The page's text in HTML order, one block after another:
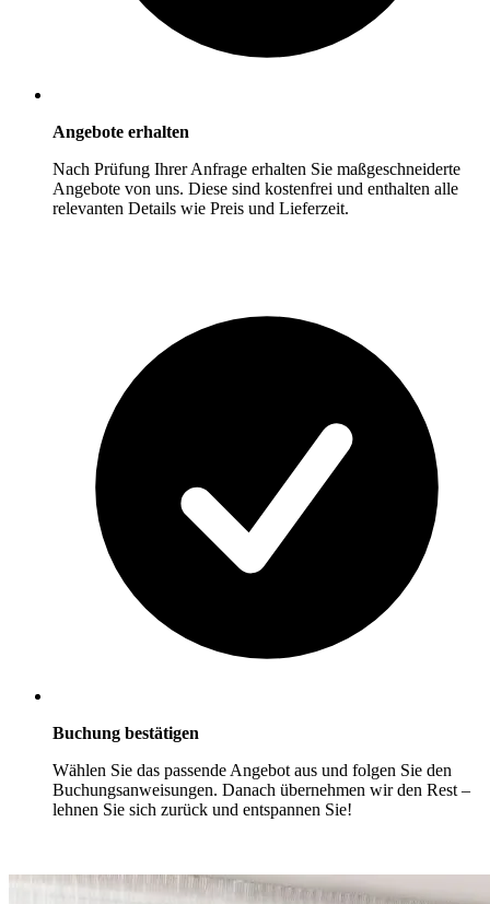
Angebote erhalten
Nach Prüfung Ihrer Anfrage erhalten Sie maßgeschneiderte
Angebote von uns. Diese sind kostenfrei und enthalten alle
relevanten Details wie Preis und Lieferzeit.
Buchung bestätigen
Wählen Sie das passende Angebot aus und folgen Sie den
Buchungsanweisungen. Danach übernehmen wir den Rest –
lehnen Sie sich zurück und entspannen Sie!